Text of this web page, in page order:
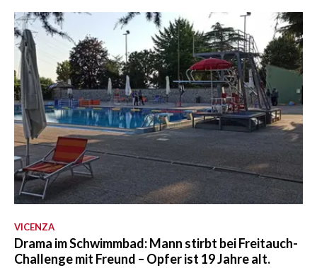
VICENZA
Drama im Schwimmbad: Mann stirbt bei Freitauch-
Challenge mit Freund – Opfer ist 19 Jahre alt.